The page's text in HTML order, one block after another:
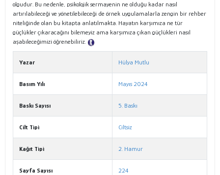
olgudur. Bu nedenle, psikolojik sermayenin ne olduğu kadar nasıl
artırılabileceği ve yönetilebileceği de örnek uygulamalarla zengin bir rehber
niteliğinde olan bu kitapta anlatılmakta. Hayatın karşımıza ne tür
güçlükler çıkaracağını bilemeyiz ama karşımıza çıkan güçlükleri nasıl
aşabileceğimizi öğrenebiliriz.
Yazar Hülya Mutlu
Basım Yılı Mayıs 2024
Baskı Sayısı 5. Baskı
Cilt Tipi Ciltsiz
Kağıt Tipi 2. Hamur
Sayfa Sayısı 224